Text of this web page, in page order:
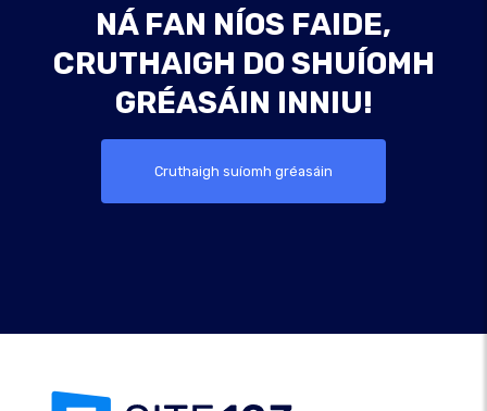
NÁ FAN NÍOS FAIDE,
CRUTHAIGH DO SHUÍOMH
GRÉASÁIN INNIU!
Cruthaigh suíomh gréasáin